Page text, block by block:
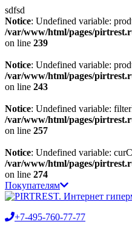
sdfsd
Notice: Undefined variable:
/var/www/html/pages/
on line 239
Notice: Undefined variable:
/var/www/html/pages/
on line 243
Notice: Undefined variable:
/var/www/html/pages/
on line 257
Notice: Undefined variable:
/var/www/html/pages/
on line 274
Покупателям
+7-495-760-77-77